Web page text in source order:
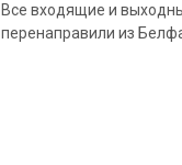
Все входящие и
перенаправили из